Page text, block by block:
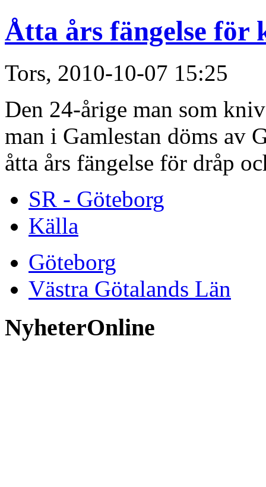
Åtta års fängelse för
Tors, 2010-10-07 15:25
Den 24-årige man som
man i Gamlestan döms av
åtta års fängelse för dråp
SR - Göteborg
Källa
Göteborg
Västra Götalands Län
NyheterOnline